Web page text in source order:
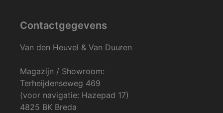
Contactgegevens
Van den Heuvel & Van Duuren
Magazijn / Showroom:
Terheijdenseweg 469
(voor navigatie: Hazepad 17)
4825 BK Breda